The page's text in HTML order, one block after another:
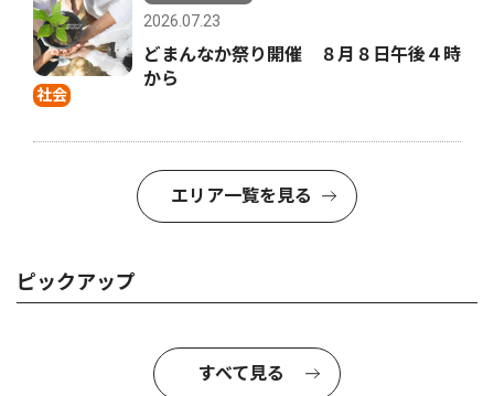
社会
2026.07.23
どまんなか祭り開催 ８月８日午後４時
から
エリア一覧を見る
ピックアップ
すべて見る